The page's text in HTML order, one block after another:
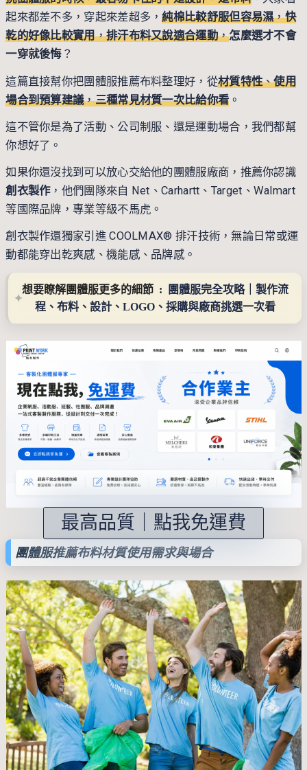
起來都差不多，穿起來差超多，純棉比較舒服但容易濕，快
乾的好像比較實用，排汗布料又說適合運動，怎麼選才不會
一穿就後悔？
這篇直接幫你把團體服推薦布料整理好，從材質特性、使用
場合到預算建議，三種常見材質一次比給你看 。
這不管你是為了活動、公司制服、還是運動場合，我們都幫
你想好了。
如果你還沒找到可以放心交給他的團體服廠商，推薦你認識
創衣製作，他們團隊來自 Net、Carhartt、Target、Walmart
等國際品牌，專業等級不馬虎。
創衣製作還獨家引進 COOLMAX® 排汗技術，無論日常或運
動都能穿出乾爽感、機能感、品牌感。
想要瞭解團體服更多的細節  :
團體服完全攻略｜製作流
程、布料、設計、LOGO、採購與廠商挑選一次看
最高品質｜點我免運費
團體服推薦布料材質使用需求與場合